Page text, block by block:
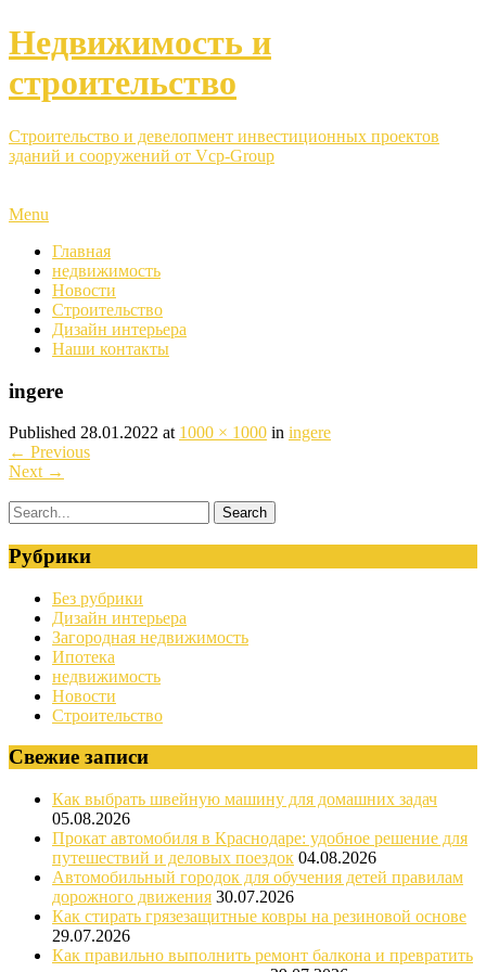
Недвижимость и
строительство
Строительство и девелопмент инвестиционных проектов
зданий и сооружений от Vcp-Group
Menu
Главная
недвижимость
Новости
Строительство
Дизайн интерьера
Наши контакты
ingere
Published 28.01.2022 at 1000 × 1000 in ingere
← Previous
Next →
Рубрики
Без рубрики
Дизайн интерьера
Загородная недвижимость
Ипотека
недвижимость
Новости
Строительство
Свежие записи
Как выбрать швейную машину для домашних задач
05.08.2026
Прокат автомобиля в Краснодаре: удобное решение для
путешествий и деловых поездок 04.08.2026
Автомобильный городок для обучения детей правилам
дорожного движения 30.07.2026
Как стирать грязезащитные ковры на резиновой основе
29.07.2026
Как правильно выполнить ремонт балкона и превратить